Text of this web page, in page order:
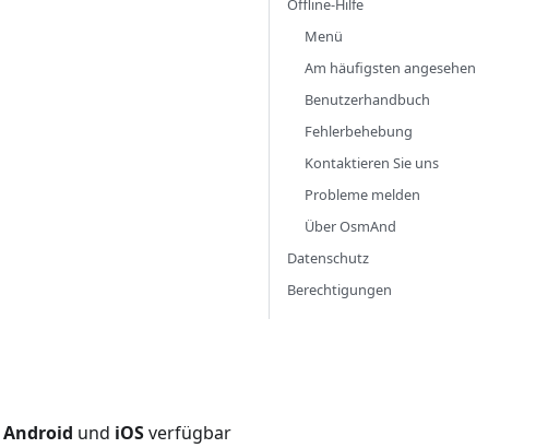
Android und iOSverfügbar
Offline-Hilfe
Menü
Am häufigsten angesehen
Benutzerhandbuch
Fehlerbehebung
Kontaktieren Sie uns
Probleme melden
Über OsmAnd
Datenschutz
Berechtigungen